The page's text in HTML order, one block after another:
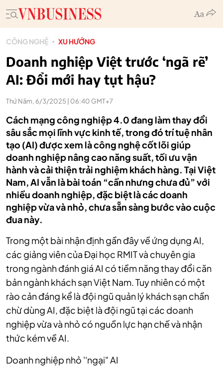
CÔNG NGHỆ XU HƯỚNG
Doanh nghiệp Việt trước ‘ngã rẽ’
AI: Đổi mới hay tụt hậu?
Thứ Năm, 6/3/2025 | 06:40 GMT+7
Cách mạng công nghiệp 4.0 đang làm thay đổi
sâu sắc mọi lĩnh vực kinh tế, trong đó trí tuệ nhân
tạo (AI) được xem là công nghệ cốt lõi giúp
doanh nghiệp nâng cao năng suất, tối ưu vận
hành và cải thiện trải nghiệm khách hàng. Tại Việt
Nam, AI vẫn là bài toán “cần nhưng chưa đủ” với
nhiều doanh nghiệp, đặc biệt là các doanh
nghiệp vừa và nhỏ, chưa sẵn sàng bước vào cuộc
đua này.
Trong một bài nhận định gần đây về ứng dụng AI,
các giảng viên của Đại học RMIT và chuyên gia
trong ngành đánh giá AI có tiềm năng thay đổi căn
bản ngành khách sạn Việt Nam. Tuy nhiên có một
rào cản đáng kể là đội ngũ quản lý khách sạn chần
chừ dùng AI, đặc biệt là đội ngũ tại các doanh
nghiệp vừa và nhỏ có nguồn lực hạn chế và nhận
thức kém về AI.
Doanh nghiệp nhỏ ''ngại" AI